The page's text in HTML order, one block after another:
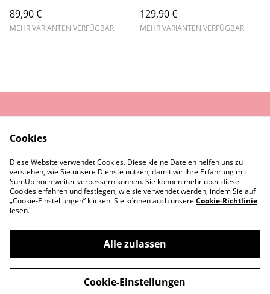
89,90 €
MEHR VARIANTEN VERFÜGBAR
129,90 €
MEHR VARIANTEN VERFÜGBAR
Rückgaberecht
Kontaktiere uns Impressum
©2026Sister Roots
powered by
Cookies
Diese Website verwendet Cookies. Diese kleine Dateien helfen uns zu
verstehen, wie Sie unsere Dienste nutzen, damit wir Ihre Erfahrung mit
SumUp noch weiter verbessern können. Sie können mehr über diese
Cookies erfahren und festlegen, wie sie verwendet werden, indem Sie auf
„Cookie-Einstellungen” klicken. Sie können auch unsereCookie-Richtlinie
lesen.
Alle zulassen
Cookie-Einstellungen